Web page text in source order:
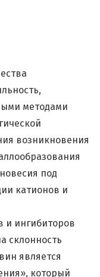
методами
возникновения
под
катионов и
и ингибиторов
склонность
является
который